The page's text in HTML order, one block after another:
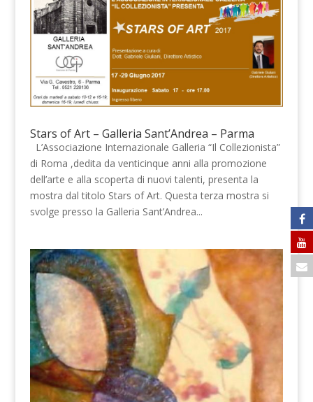
Stars of Art – Galleria Sant’Andrea – Parma
L’Associazione Internazionale Galleria “Il Collezionista”
di Roma ,dedita da venticinque anni alla promozione
dell’arte e alla scoperta di nuovi talenti, presenta la
mostra dal titolo Stars of Art. Questa terza mostra si
svolge presso la Galleria Sant’Andrea...